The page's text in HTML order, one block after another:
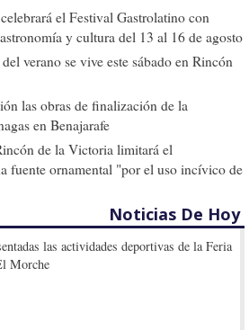
el Festival Gastrolatino con
y cultura del 13 al 16 de agosto
verano se vive este sábado en Rincón
las obras de finalización de la
en Benajarafe
de la Victoria limitará el
fuente ornamental "por el uso incívico de
Noticias De Hoy
las actividades deportivas de la Feria
Morche